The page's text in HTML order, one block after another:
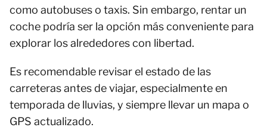
como autobuses o taxis. Sin embargo, rentar un
coche podría ser la opción más conveniente para
explorar los alrededores con libertad.
Es recomendable revisar el estado de las
carreteras antes de viajar, especialmente en
temporada de lluvias, y siempre llevar un mapa o
GPS actualizado.